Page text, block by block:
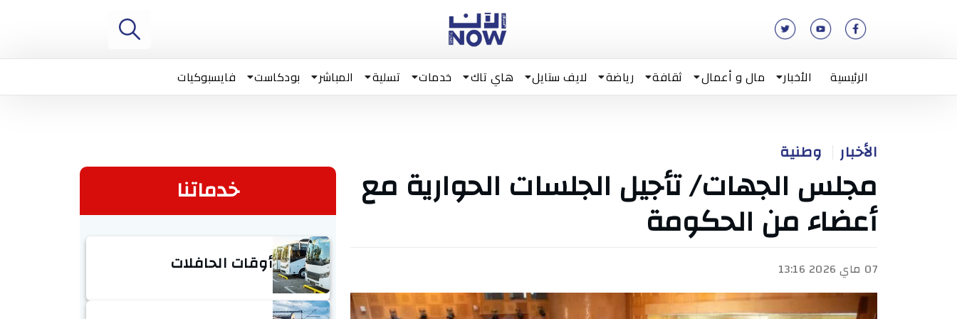
الرئيسية الأخبار مال و أعمال ثقافة رياضة لايف ستايل هاي تاك خدمات تسلية المباشر بودكاست فايسبوكيات
الأخبار وطنية
مجلس الجهات/ تأجيل الجلسات الحوارية مع
أعضاء من الحكومة
07 ماي 2026 13:16
خدماتنا
أوقات الحافلات